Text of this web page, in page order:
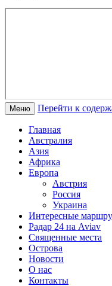
Меню Перейти к
Главная
Австралия
Азия
Африка
Европа
Австрия
Россия
Украина
Интересные
Радар 24 на Aviav
Священные места
Острова
Новости
О нас
Контакты